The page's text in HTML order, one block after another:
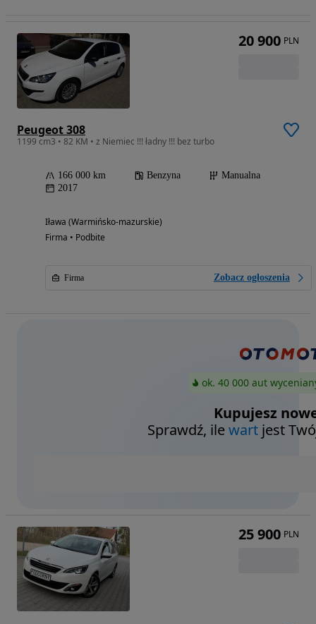
Peugeot 308
1199 cm3 • 82 KM • z Niemiec !!! ładny !!! bez turbo
166 000 km Benzyna
Manualna
2017
Iława (Warmińsko-mazurskie)
Firma • Podbite
Firma Zobacz ogłoszenia
20 900 PLN
ok. 40 000 aut
Kupujesz
Sprawdź, ilewart jest
25 900 PLN